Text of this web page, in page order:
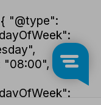
"@type":
"08:00",